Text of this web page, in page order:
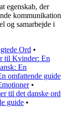
egenskab, der
kommunikation
og samarbejde i
Ord •
til Kvinder: En
En
omfattende guide
•
til det danske ord
guide •